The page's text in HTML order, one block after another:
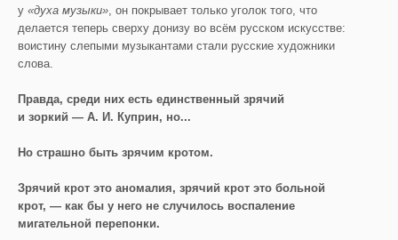
у «духа музыки», он покрывает только уголок того, что
делается теперь сверху донизу во всём русском искусстве:
воистину слепыми музыкантами стали русские художники
слова.
Правда, среди них есть единственный зрячий
и зоркий — А. И. Куприн, но...
Но страшно быть зрячим кротом.
Зрячий крот это аномалия, зрячий крот это больной
крот, — как бы у него не случилось воспаление
мигательной перепонки.